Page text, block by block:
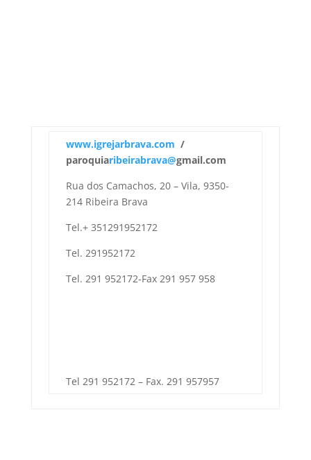
www.igrejarbrava.com /
paroquiaribeirabrava@gmail.com
Rua dos Camachos, 20 – Vila, 9350-
214 Ribeira Brava
Tel.+ 351291952172
Tel. 291952172
Tel. 291 952172-Fax 291 957 958
Tel 291 952172 – Fax. 291 957957